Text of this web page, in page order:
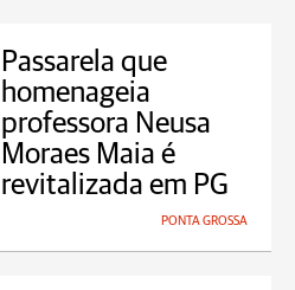
Passarela que
homenageia
professora Neusa
Moraes Maia é
revitalizada em PG
PONTA GROSSA